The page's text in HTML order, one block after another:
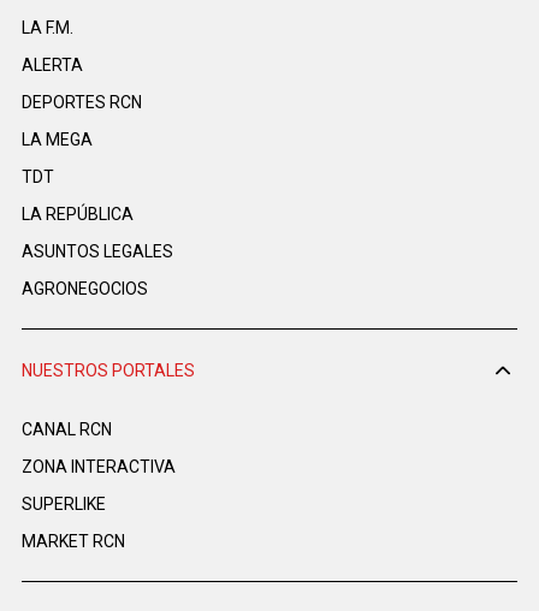
LA F.M.
ALERTA
DEPORTES RCN
LA MEGA
TDT
LA REPÚBLICA
ASUNTOS LEGALES
AGRONEGOCIOS
NUESTROS PORTALES
CANAL RCN
ZONA INTERACTIVA
SUPERLIKE
MARKET RCN